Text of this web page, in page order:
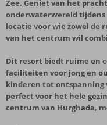
Zee. Geniet van het
onderwaterwereld tijdens
locatie voor wie zowel de
van het centrum wil
Dit resort biedt ruime en
faciliteiten voor jong en
kinderen tot ontspanning
perfect voor het hele
centrum van Hurghada,